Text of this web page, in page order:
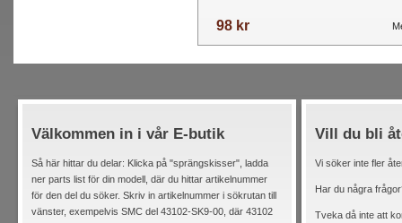
98 kr
Välkommen in i vår E-butik
Så här hittar du delar: Klicka på "sprängskisser", ladda
ner parts list för din modell, där du hittar artikelnummer
för den del du söker. Skriv in artikelnummer i sökrutan till
vänster, exempelvis SMC del 43102-SK9-00, där 43102
Vill du bli
Vi söker inte fler
Har du några
Tveka då inte att